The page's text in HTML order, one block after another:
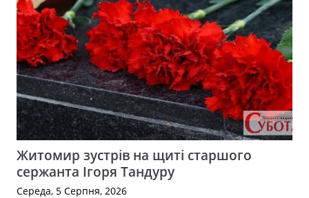
Житомир зустрів на щиті старшого
сержанта Ігоря Тандуру
Середа, 5 Серпня, 2026